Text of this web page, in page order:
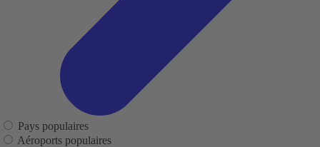
Pays populaires
Aéroports populaires